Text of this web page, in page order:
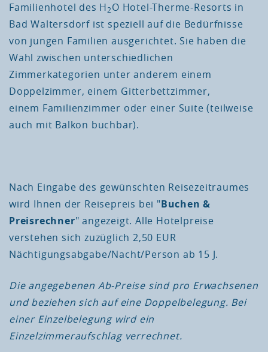
Familienhotel des H2O Hotel-Therme-Resorts in
Bad Waltersdorf ist speziell auf die Bedürfnisse
von jungen Familien ausgerichtet. Sie haben die
Wahl zwischen unterschiedlichen
Zimmerkategorien unter anderem einem
Doppelzimmer, einem Gitterbettzimmer,
einem Familienzimmer oder einer Suite (teilweise
auch mit Balkon buchbar).
Nach Eingabe des gewünschten Reisezeitraumes
wird Ihnen der Reisepreis bei "Buchen &
Preisrechner" angezeigt. Alle Hotelpreise
verstehen sich zuzüglich 2,50 EUR
Nächtigungsabgabe/Nacht/Person ab 15 J.
Die angegebenen Ab-Preise sind pro Erwachsenen
und beziehen sich auf eine Doppelbelegung. Bei
einer Einzelbelegung wird ein
Einzelzimmeraufschlag verrechnet.